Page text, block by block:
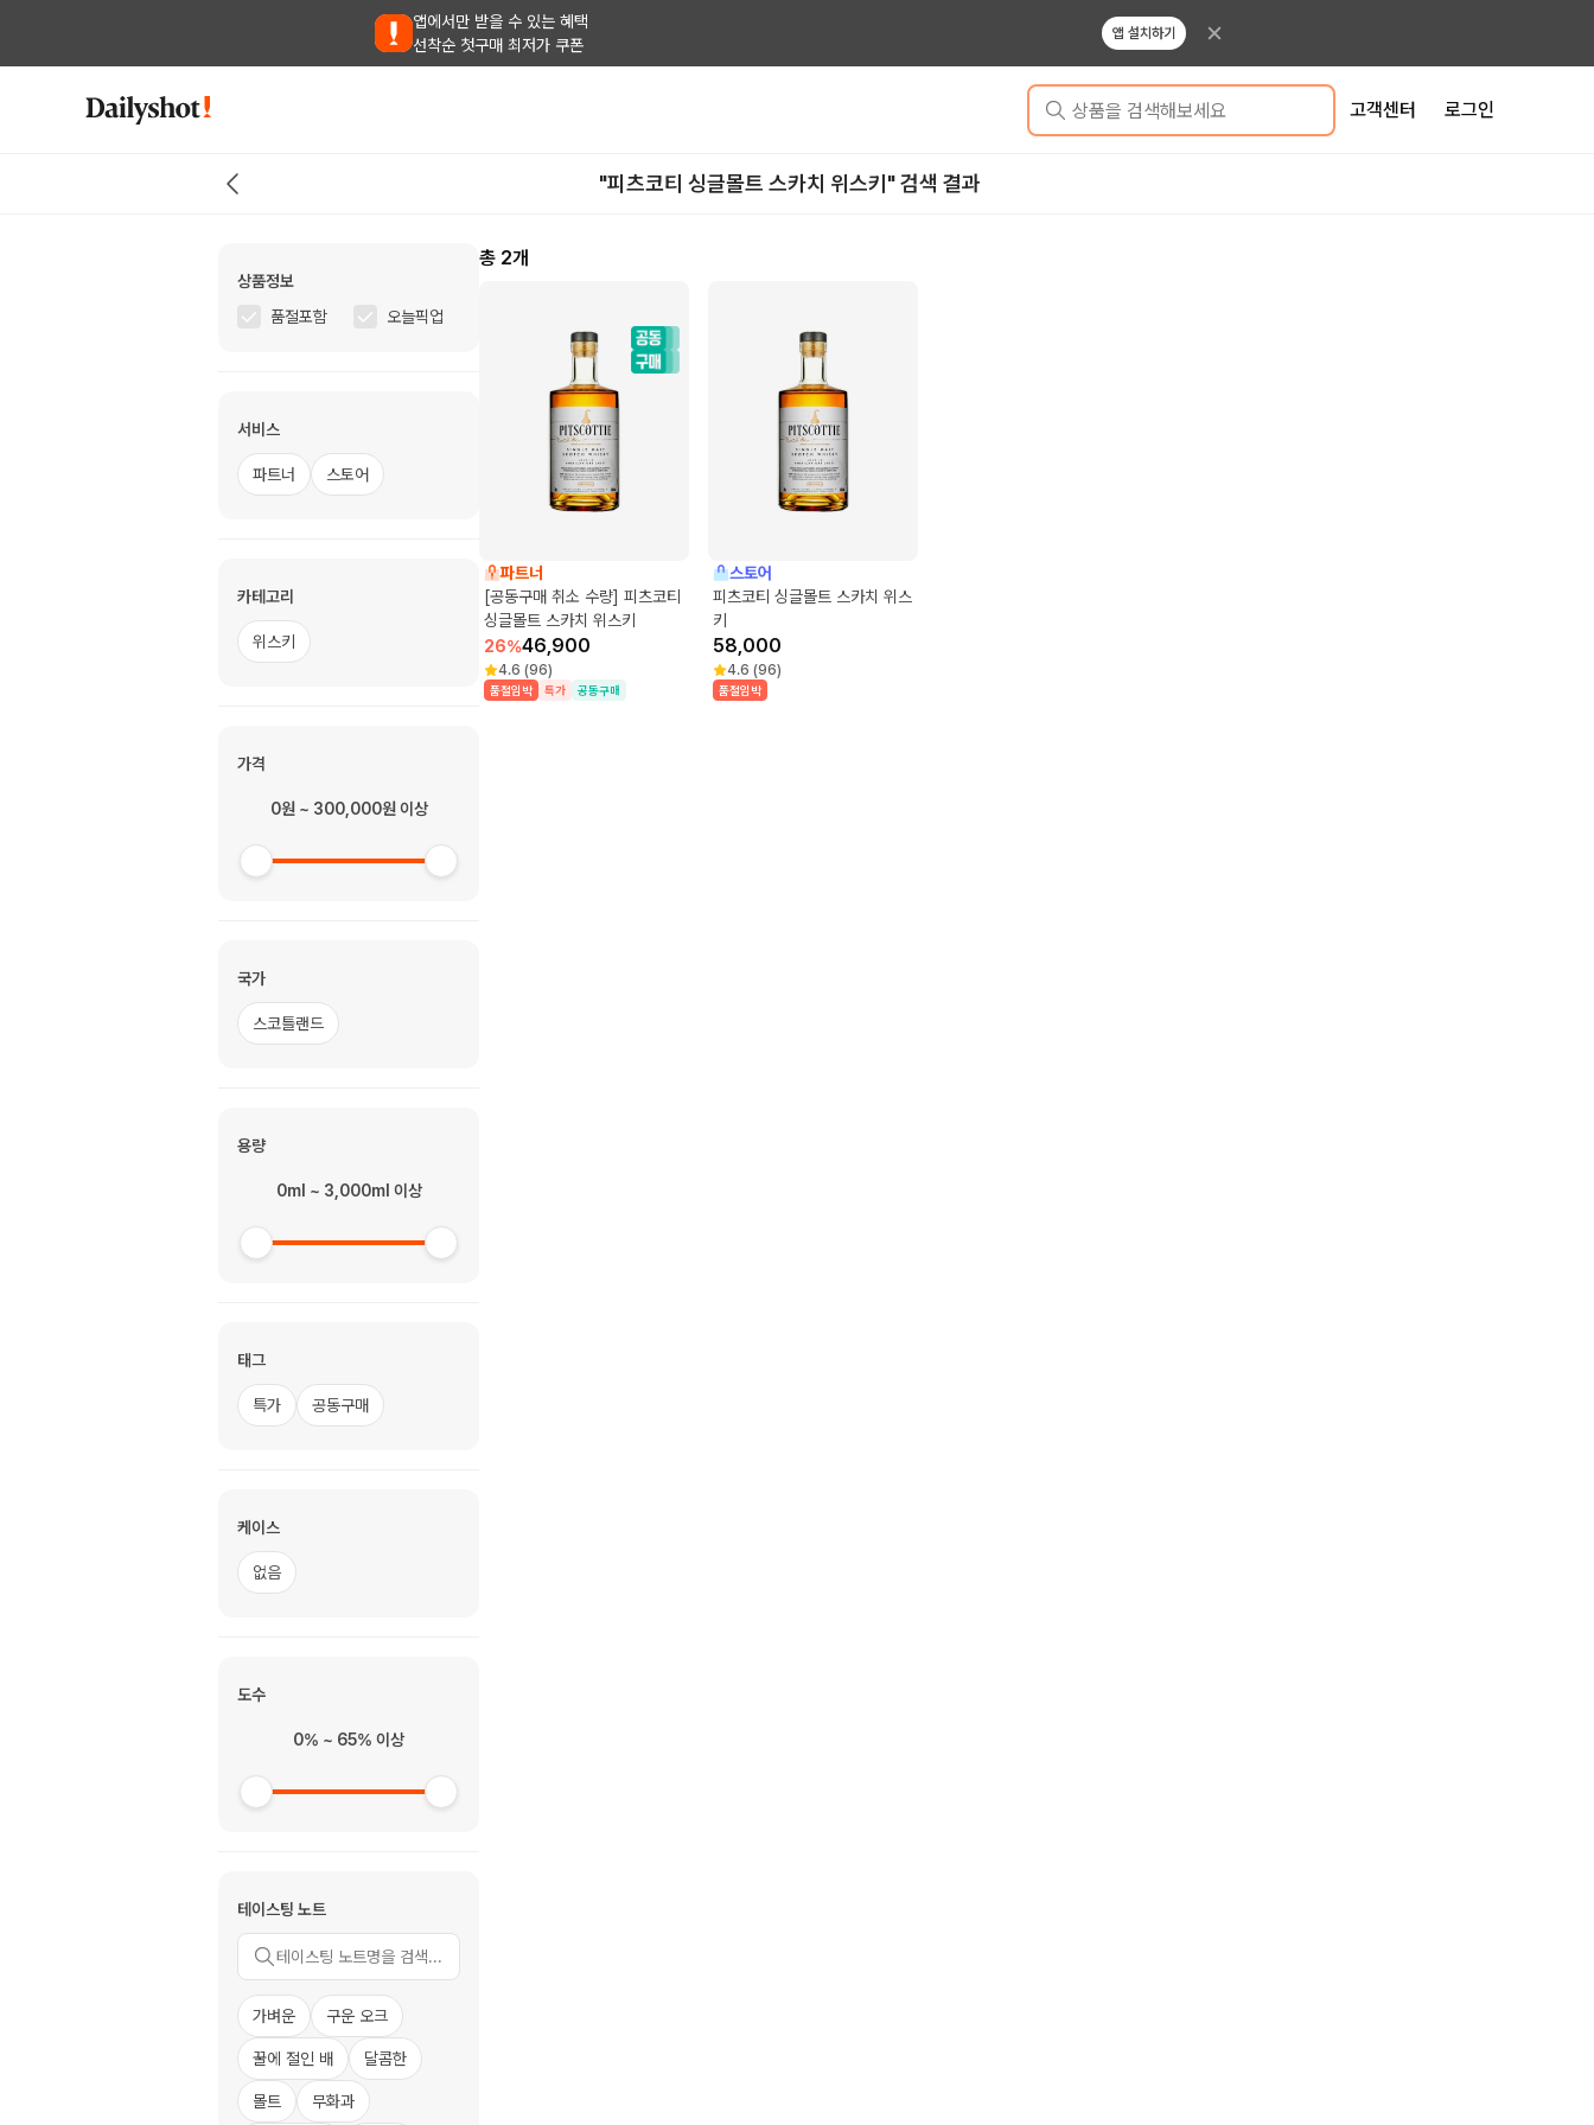
앱에서만 받을 수 있는 혜택
선착순 첫구매 최저가 쿠폰
앱 설치하기
상품을 검색해보세요 고객센터 로그인
"피츠코티 싱글몰트 스카치 위스키" 검색 결과
상품정보
품절포함
오늘픽업
서비스
파트너 스토어
카테고리
위스키
가격
0원 ~ 300,000원 이상
국가
스코틀랜드
용량
0ml ~ 3,000ml 이상
태그
특가 공동구매
케이스
없음
도수
0% ~ 65% 이상
테이스팅 노트
가벼운 구운 오크
꿀에 절인 배 달콤한
몰트 무화과
총 2개
파트너
[공동구매 취소 수량] 피츠코티
싱글몰트 스카치 위스키
26%46,900
4.6 (96)
품절임박 특가 공동구매
스토어
피츠코티 싱글몰트 스카치 위스
키
58,000
4.6 (96)
품절임박